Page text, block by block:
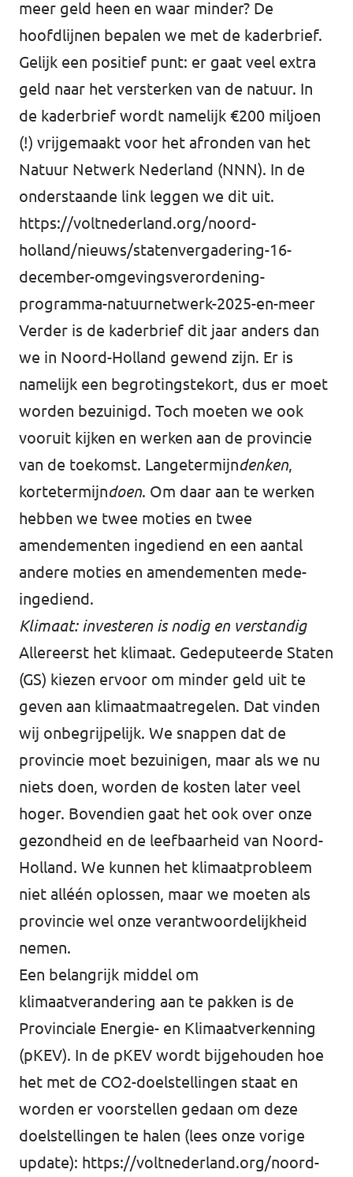
meer geld heen en waar minder? De
hoofdlijnen bepalen we met de kaderbrief.
Gelijk een positief punt: er gaat veel extra
geld naar het versterken van de natuur. In
de kaderbrief wordt namelijk €200 miljoen
(!) vrijgemaakt voor het afronden van het
Natuur Netwerk Nederland (NNN). In de
onderstaande link leggen we dit uit.
https://voltnederland.org/noord-
holland/nieuws/statenvergadering-16-
december-omgevingsverordening-
programma-natuurnetwerk-2025-en-meer
Verder is de kaderbrief dit jaar anders dan
we in Noord-Holland gewend zijn. Er is
namelijk een begrotingstekort, dus er moet
worden bezuinigd. Toch moeten we ook
vooruit kijken en werken aan de provincie
van de toekomst. Langetermijndenken,
kortetermijndoen. Om daar aan te werken
hebben we twee moties en twee
amendementen ingediend en een aantal
andere moties en amendementen mede-
ingediend.
Klimaat: investeren is nodig en verstandig
Allereerst het klimaat. Gedeputeerde Staten
(GS) kiezen ervoor om minder geld uit te
geven aan klimaatmaatregelen. Dat vinden
wij onbegrijpelijk. We snappen dat de
provincie moet bezuinigen, maar als we nu
niets doen, worden de kosten later veel
hoger. Bovendien gaat het ook over onze
gezondheid en de leefbaarheid van Noord-
Holland. We kunnen het klimaatprobleem
niet alléén oplossen, maar we moeten als
provincie wel onze verantwoordelijkheid
nemen.
Een belangrijk middel om
klimaatverandering aan te pakken is de
Provinciale Energie- en Klimaatverkenning
(pKEV). In de pKEV wordt bijgehouden hoe
het met de CO2-doelstellingen staat en
worden er voorstellen gedaan om deze
doelstellingen te halen (lees onze vorige
update): https://voltnederland.org/noord-